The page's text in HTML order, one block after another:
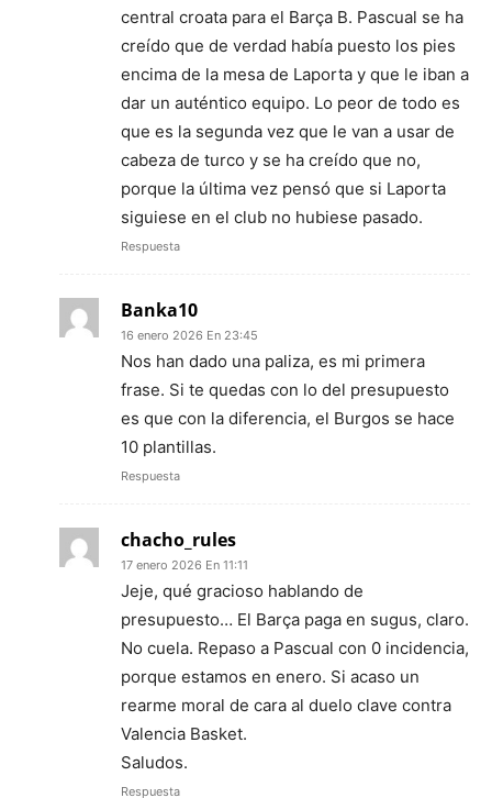
central croata para el Barça B. Pascual se ha
creído que de verdad había puesto los pies
encima de la mesa de Laporta y que le iban a
dar un auténtico equipo. Lo peor de todo es
que es la segunda vez que le van a usar de
cabeza de turco y se ha creído que no,
porque la última vez pensó que si Laporta
siguiese en el club no hubiese pasado.
Respuesta
Banka10
16 enero 2026 En 23:45
Nos han dado una paliza, es mi primera
frase. Si te quedas con lo del presupuesto
es que con la diferencia, el Burgos se hace
10 plantillas.
Respuesta
chacho_rules
17 enero 2026 En 11:11
Jeje, qué gracioso hablando de
presupuesto… El Barça paga en sugus, claro.
No cuela. Repaso a Pascual con 0 incidencia,
porque estamos en enero. Si acaso un
rearme moral de cara al duelo clave contra
Valencia Basket.
Saludos.
Respuesta